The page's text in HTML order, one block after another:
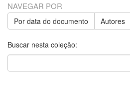
NAVEGAR POR
Por data do documento Autores
Buscar nesta coleção: